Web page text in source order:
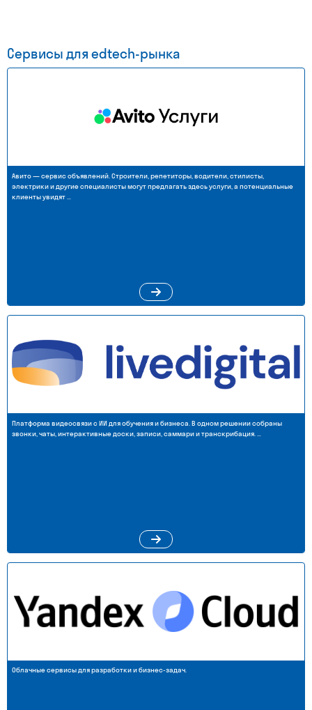
Сервисы для edtech-рынка
Авито — сервис объявлений. Строители, репетиторы, водители, стилисты,
электрики и другие специалисты могут предлагать здесь услуги, а потенциальные
клиенты увидят …
Платформа видеосвязи с ИИ для обучения и бизнеса. В одном решении собраны
звонки, чаты, интерактивные доски, записи, саммари и транскрибация. …
Облачные сервисы для разработки и бизнес-задач.